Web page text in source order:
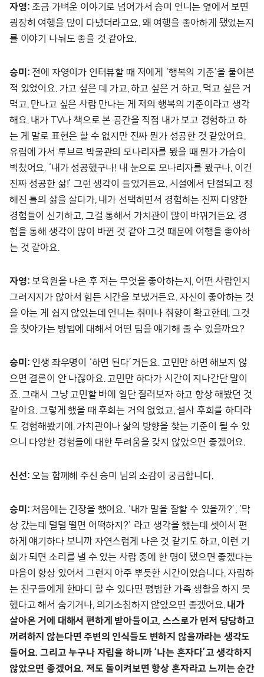
자영: 조금 가벼운 이야기로 넘어가서 승미 언니는 옆에서 보면
굉장히 여행을 많이 다녔더라고요. 왜 여행을 좋아하게 됐었는지
를 이야기 나눠도 좋을 것 같아요.
승미: 전에 자영이가 인터뷰할 때 저에게 ‘행복의 기준’을 물어본
적 있었어요. 가고 싶은 데 가고, 하고 싶은 거 하고, 먹고 싶은 거
먹고, 만나고 싶은 사람 만나는 게 저의 행복의 기준이라고 생각
해요. 내가 TV나 책으로 본 공간을 직접 내가 보고 경험하고 하
는 게 말로 표현은 할 수 없지만 진짜 뭔가 성공한 것 같았어요.
유럽에 가서 루브르 박물관의 모나리자를 봤을 때 뭔가 가슴이
벅찼어요. ‘내가 성공했구나! 내 눈으로 모나리자를 봤구나, 이건
진짜 성공한 삶!’ 그런 생각이 들었거든요. 시설에서 단절되고 정
해진 틀의 삶을 살다가, 내가 선택하면서 경험하는 진짜 다양한
경험들이 신기하고, 그걸 통해서 가치관이 많이 바뀌거든요. 경
험을 통해 생각이 많이 바뀐 것 같아 그것 때문에 여행을 좋아하
는 것 같아요.
자영: 보육원을 나온 후 저는 무엇을 좋아하는지, 어떤 사람인지
그려지지가 않아서 힘든 시간을 보냈거든요. 자신이 좋아하는 것
을 아는 게 쉽지 않았는데 언니는 취미나 취향이 확고한데, 그것
을 찾아가는 방법에 대해서 어떤 팁을 얘기해 줄 수 있을까요?
승미: 인생 좌우명이 ‘하면 된다’거든요. 고민만 하면 해보지 않
으면 결론이 안 나잖아요. 고민만 하다가 시간이 지나간단 말이
죠. 그래서 그냥 고민할 바에 일단 질러보자 하고 항상 해봤던 것
같아요. 그렇게 했을 때 후회는 거의 없었고, 설사 후회를 하더라
도 경험해봤기에. 가치관이나 삶의 방향을 찾는 기준이 될 수 있
으니 다양한 경험들에 대한 두려움을 갖지 않았으면 좋겠어요.
신선: 오늘 함께해 주신 승미 님의 소감이 궁금합니다.
승미: 처음에는 긴장을 했어요. ‘내가 말을 잘할 수 있을까?’, ‘막
상 갔는데 덜덜 떨면 어떡하지?’ 라고 생각을 했는데 셋이서 편
하게 얘기하다 보니까 자연스럽게 나온 것 같기도 하고, 이런 기
회가 되면 소리를 낼 수 있는 사람 중에 한 명이 됐으면 좋겠다는
마음이 항상 있어서 그런지 아주 뿌듯한 시간이었습니다. 자립하
는 친구들에게 한마디 할 수 있다면 평범한 가족 생활을 하지 못
했다고 해서 숨기거나, 의기소침하지 않았으면 좋겠어요. 내가
살아온 거에 대해서 편하게 받아들이고, 스스로가 먼저 당당하고
꺼려하지 않는다면 주변의 인식들도 변하지 않을까라는 생각도
들어요. 그리고 누구나 자립을 하니까 ‘나는 혼자다’고 생각하지
않았으면 좋겠어요. 저도 돌이켜보면 항상 혼자라고 느끼는 순간